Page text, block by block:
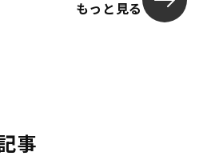
もっと見る
事